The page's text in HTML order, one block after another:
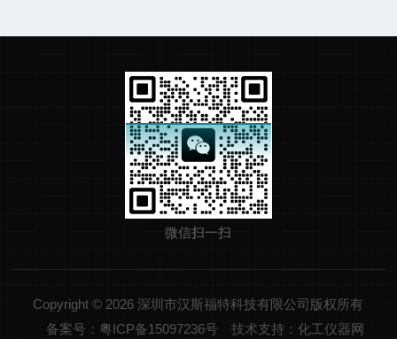
微信扫一扫
Copyright © 2026 深圳市汉斯福特科技有限公司版权所有
备案号：粤ICP备15097236号
技术支持：化工仪器网